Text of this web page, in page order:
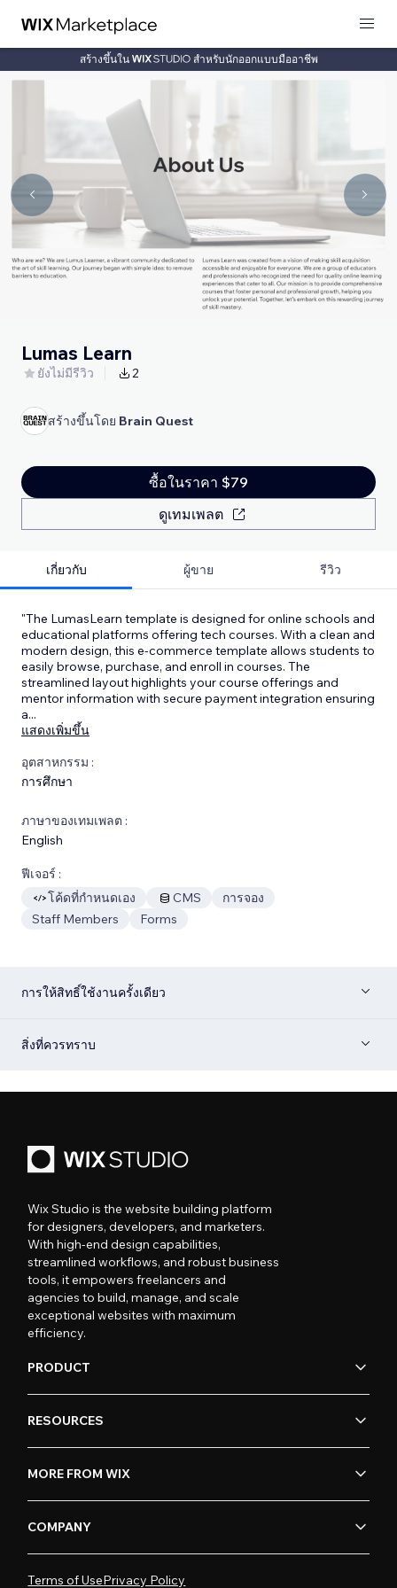
สร้างขึ้นใน สำหรับนักออกแบบมืออาชีพ
Lumas Learn
ยังไม่มีรีวิว 2
สร้างขึ้นโดย Brain Quest
ซื้อในราคา $79
ดูเทมเพลต
เกี่ยวกับ ผู้ขาย รีวิว
"The LumasLearn template is designed for online schools and
educational platforms offering tech courses. With a clean and
modern design, this e-commerce template allows students to
easily browse, purchase, and enroll in courses. The
streamlined layout highlights your course offerings and
mentor information with secure payment integration ensuring
a...
แสดงเพิ่มขึ้น
อุตสาหกรรม :
การศึกษา
ภาษาของเทมเพลต :
English
ฟีเจอร์ :
โค้ดที่กำหนดเอง
CMS
การจอง
Staff Members
Forms
การให้สิทธิ์ใช้งานครั้งเดียว
สิ่งที่ควรทราบ
Wix Studio is the website building platform
for designers, developers, and marketers.
With high-end design capabilities,
streamlined workflows, and robust business
tools, it empowers freelancers and
agencies to build, manage, and scale
exceptional websites with maximum
efficiency.
PRODUCT
RESOURCES
MORE FROM WIX
COMPANY
Terms of UsePrivacy Policy